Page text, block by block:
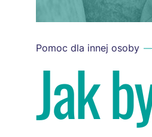
Pomoc dla innej osoby
Jak